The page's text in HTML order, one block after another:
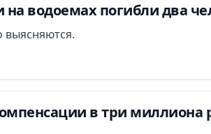
на водоемах погибли два
выясняются.
в три миллиона